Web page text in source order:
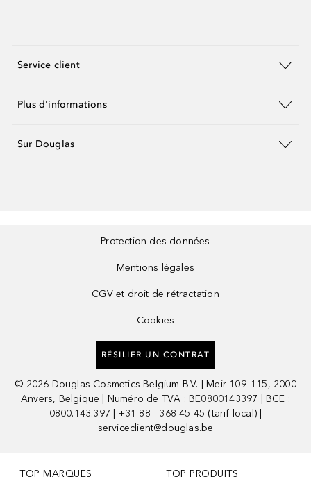
Service client
Plus d'informations
Sur Douglas
Protection des données
Mentions légales
CGV et droit de rétractation
Cookies
RÉSILIER UN CONTRAT
© 2026 Douglas Cosmetics Belgium B.V. | Meir 109–115, 2000
Anvers, Belgique | Numéro de TVA : BE0800143397 | BCE :
0800.143.397 | +31 88 - 368 45 45 (tarif local) |
serviceclient@douglas.be
TOP MARQUES TOP PRODUITS